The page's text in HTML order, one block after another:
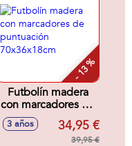
- 13 %
Futbolín madera
con marcadores de
puntuación
70x36x18cm
3 años 34,95 €
39,95 €